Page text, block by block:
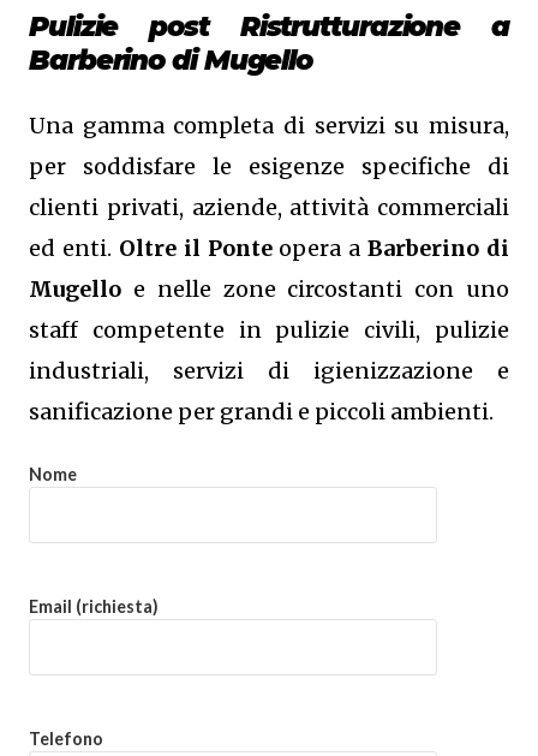
Pulizie post Ristrutturazione a
Barberino di Mugello
Una gamma completa di servizi su misura,
per soddisfare le esigenze specifiche di
clienti privati, aziende, attività commerciali
ed enti. Oltre il Ponteopera aBarberino di
Mugello e nelle zone circostanti con uno
staff competente in pulizie civili, pulizie
industriali, servizi di igienizzazione e
sanificazione per grandi e piccoli ambienti.
Nome
Email (richiesta)
Telefono